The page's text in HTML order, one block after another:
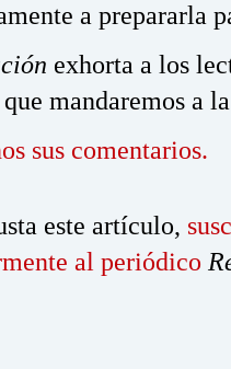
a prepararla
exhorta a los
mandaremos a
sus comentarios.
este artículo,
al periódico